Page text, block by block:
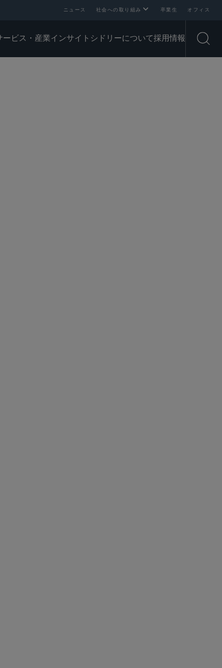
ニュース 社会への取り組み 卒業生 オフィス
ービス・産業インサイト シドリーについて採用情報